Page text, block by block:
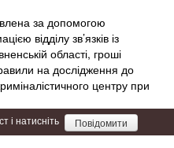
за допомогою
відділу зв’язків із
області, гроші
на дослідження до
центру при
і натисніть Повідомити